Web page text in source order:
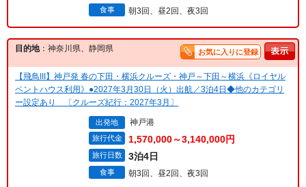
食事 朝3回、昼2回、夜3回
目的地：神奈川県、静岡県 お気に入りに登録
【飛鳥III】神戸発 春の下田・横浜クルーズ・神戸～下田～横浜《ロイヤル
ペントハウス利用》●2027年3月30日（火）出航／3泊4日◆他のカテゴリ
ー設定あり 〔クルーズ紀行：2027年3月〕
出発地 神戸港
旅行代金 1,570,000～3,140,000円
旅行日数 3泊4日
食事 朝3回、昼2回、夜3回